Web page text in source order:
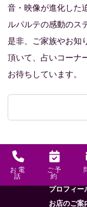
音・映像が進化した
ルパルテの感動のス
是非、ご家族やお知
頂いて、占いコーナ
お待ちしています。
お電
話
ご予
約
メニュー
HOME
プロフィー
お店のご案